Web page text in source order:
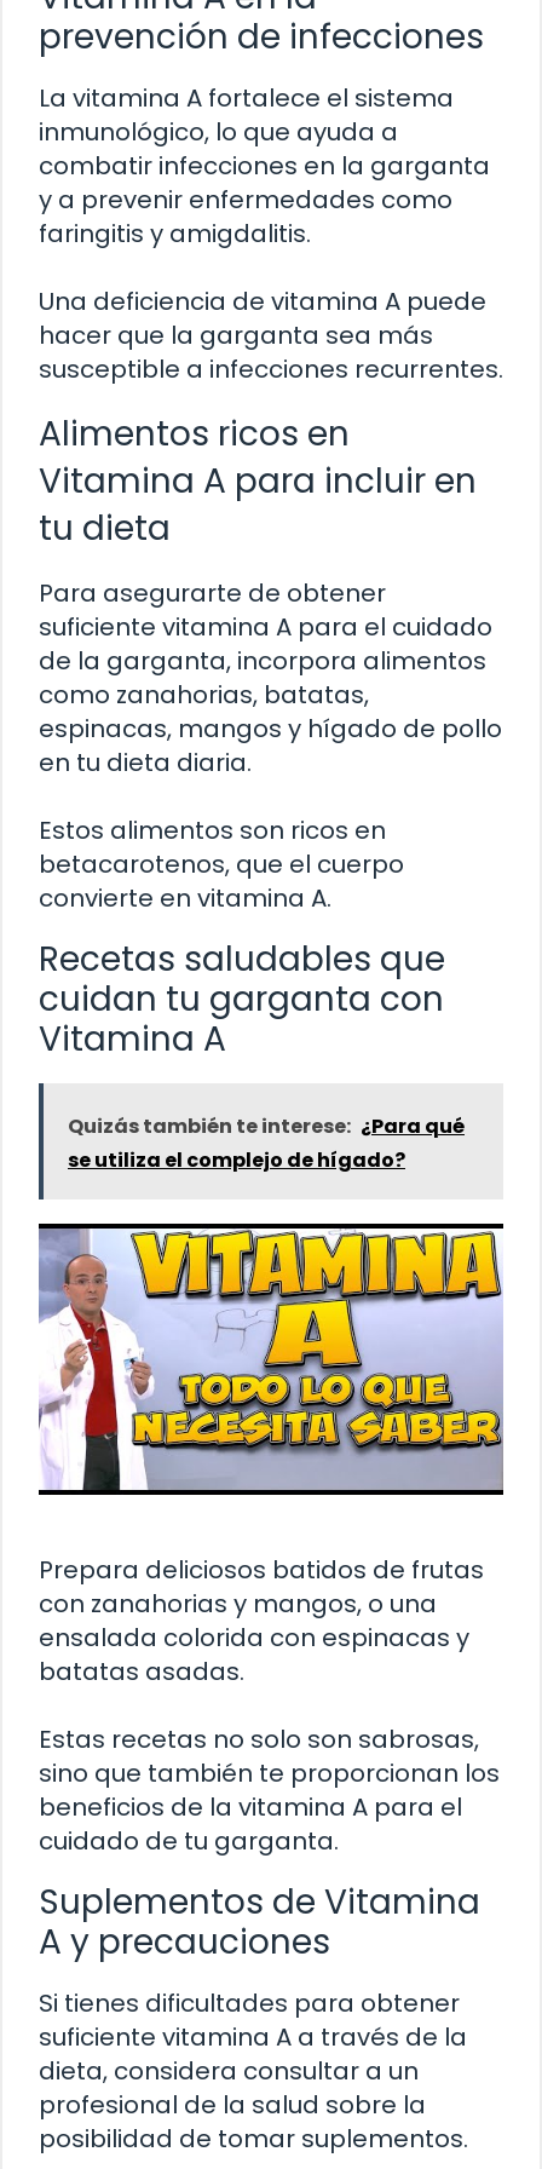
prevención de infecciones
La vitamina A fortalece el sistema
inmunológico, lo que ayuda a
combatir infecciones en la garganta
y a prevenir enfermedades como
faringitis y amigdalitis.
Una deficiencia de vitamina A puede
hacer que la garganta sea más
susceptible a infecciones recurrentes.
Alimentos ricos en
Vitamina A para incluir en
tu dieta
Para asegurarte de obtener
suficiente vitamina A para el cuidado
de la garganta, incorpora alimentos
como zanahorias, batatas,
espinacas, mangos y hígado de pollo
en tu dieta diaria.
Estos alimentos son ricos en
betacarotenos, que el cuerpo
convierte en vitamina A.
Recetas saludables que
cuidan tu garganta con
Vitamina A
Quizás también te interese: ¿Para qué
se utiliza el complejo de hígado?
Prepara deliciosos batidos de frutas
con zanahorias y mangos, o una
ensalada colorida con espinacas y
batatas asadas.
Estas recetas no solo son sabrosas,
sino que también te proporcionan los
beneficios de la vitamina A para el
cuidado de tu garganta.
Suplementos de Vitamina
A y precauciones
Si tienes dificultades para obtener
suficiente vitamina A a través de la
dieta, considera consultar a un
profesional de la salud sobre la
posibilidad de tomar suplementos.